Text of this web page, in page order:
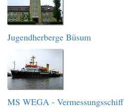
Jugendherberge Büsum
MS WEGA - Vermessungsschiff